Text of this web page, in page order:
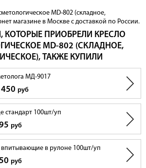
МD-802 (складное,
магазине в Москве с доставкой по России.
КОТОРЫЕ ПРИОБРЕЛИ КРЕСЛО
МD-802 (СКЛАДНОЕ,
ТАКЖЕ КУПИЛИ
MД-9017
руб
стандарт 100шт/уп
руб
впитывающие в рулоне 100шт/уп
руб